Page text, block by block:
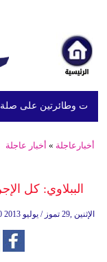
وطائرتين على صلة
أخبارعاجلة » أخبار عاجلة
الببلاوي: كل
13:10 2013 الإثنين ,29 تموز / يوليو